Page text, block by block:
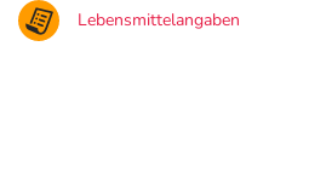
Lebensmittelangaben